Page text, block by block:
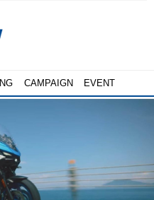
CAMPAIGN EVENT